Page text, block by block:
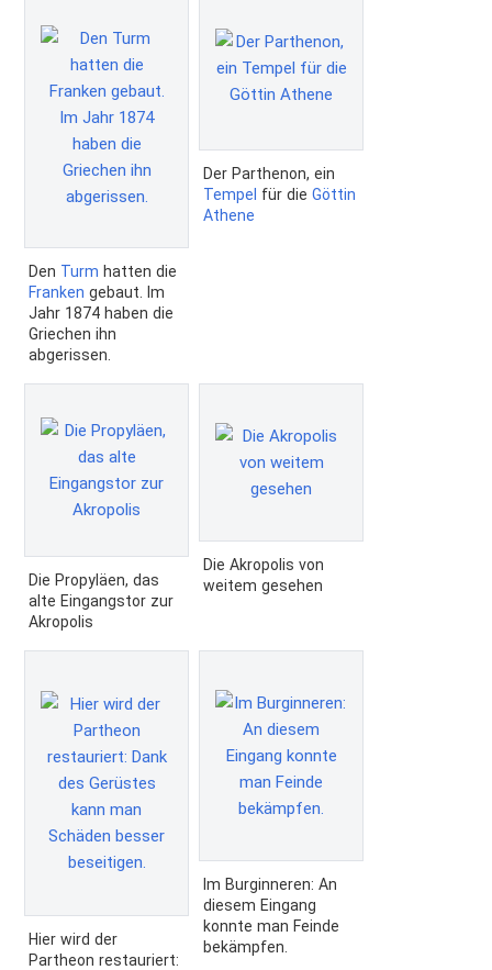
Den Turm hatten die
Franken gebaut. Im
Jahr 1874 haben die
Griechen ihn
abgerissen.
Der Parthenon, ein
Tempel für die Göttin
Athene
Die Propyläen, das
alte Eingangstor zur
Akropolis
Die Akropolis von
weitem gesehen
Hier wird der
Partheon restauriert:
Im Burginneren: An
diesem Eingang
konnte man Feinde
bekämpfen.